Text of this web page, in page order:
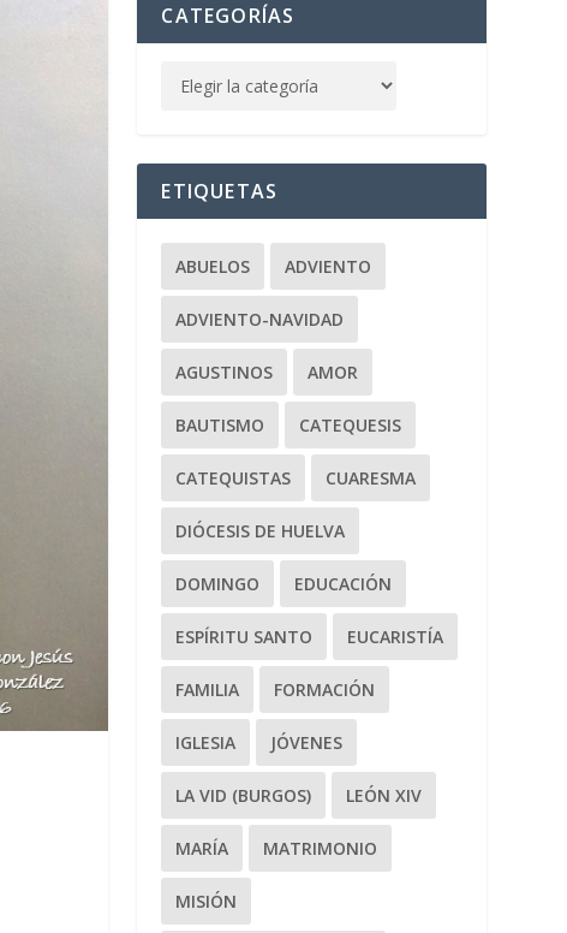
CATEGORÍAS
ETIQUETAS
ABUELOS ADVIENTO
ADVIENTO-NAVIDAD
AGUSTINOS AMOR
BAUTISMO CATEQUESIS
CATEQUISTAS CUARESMA
DIÓCESIS DE HUELVA
DOMINGO EDUCACIÓN
ESPÍRITU SANTO EUCARISTÍA
FAMILIA FORMACIÓN
IGLESIA JÓVENES
LA VID (BURGOS) LEÓN XIV
MARÍA MATRIMONIO
MISIÓN